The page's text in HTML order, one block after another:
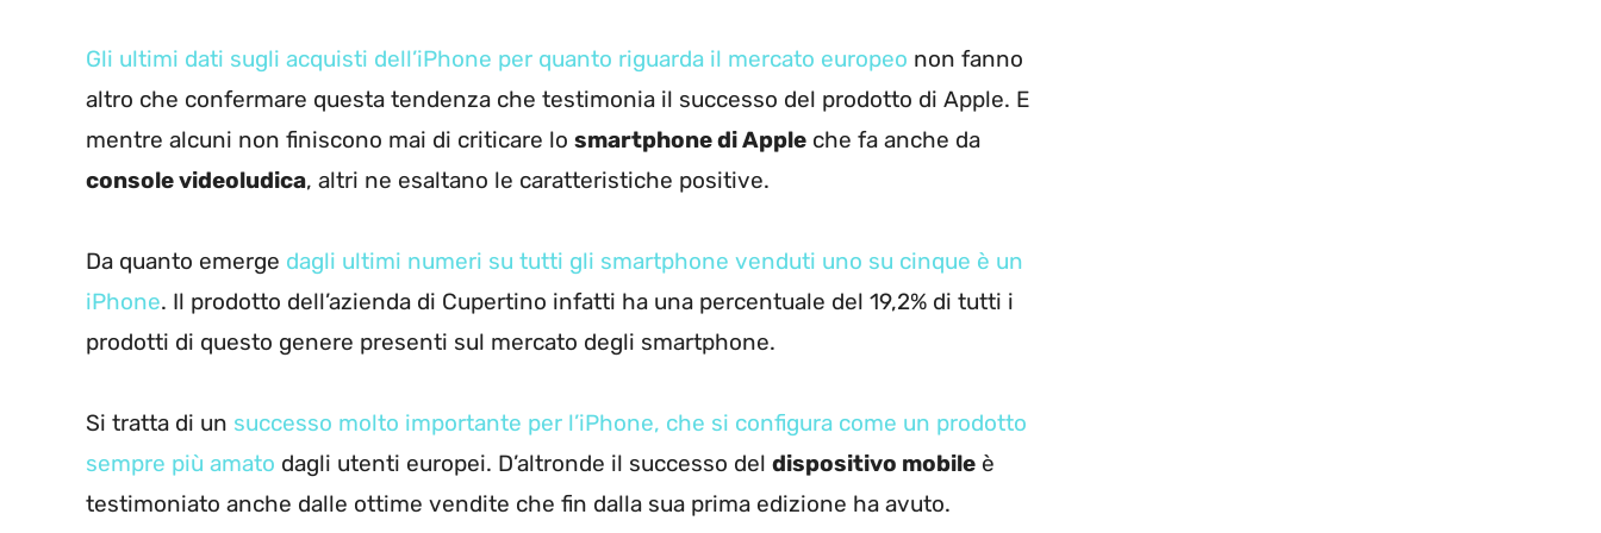
Gli ultimi dati sugli acquisti dell’iPhone per quanto riguarda il mercato europeo non fanno
altro che confermare questa tendenza che testimonia il successo del prodotto di Apple. E
mentre alcuni non finiscono mai di criticare lo smartphone di Apple che fa anche da
console videoludica, altri ne esaltano le caratteristiche positive.
Da quanto emerge dagli ultimi numeri su tutti gli smartphone venduti uno su cinque è un
iPhone. Il prodotto dell’azienda di Cupertino infatti ha una percentuale del 19,2% di tutti i
prodotti di questo genere presenti sul mercato degli smartphone.
Si tratta di un successo molto importante per l’iPhone, che si configura come un prodotto
sempre più amato dagli utenti europei. D’altronde il successo del dispositivo mobile è
testimoniato anche dalle ottime vendite che fin dalla sua prima edizione ha avuto.